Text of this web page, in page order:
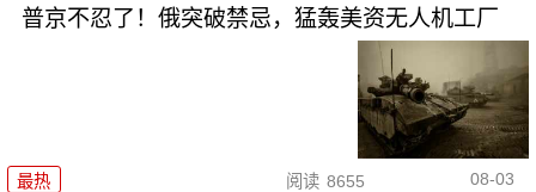
普京不忍了！俄突破禁忌，猛轰美资无人机工厂
最热 阅读 8655 08-03